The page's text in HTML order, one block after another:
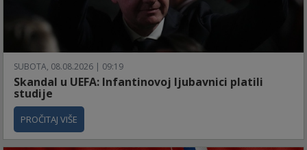
SUBOTA, 08.08.2026 | 09:19
Skandal u UEFA: Infantinovoj ljubavnici platili
studije
PROČITAJ VIŠE